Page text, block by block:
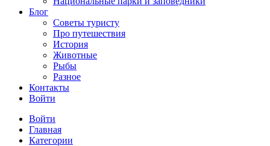
Блог
Советы туристу
Про путешествия
История
Животные
Рыбы
Разное
Контакты
Войти
Войти
Главная
Категории